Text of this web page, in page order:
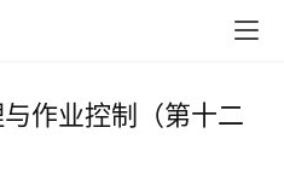
作业控制（第十二